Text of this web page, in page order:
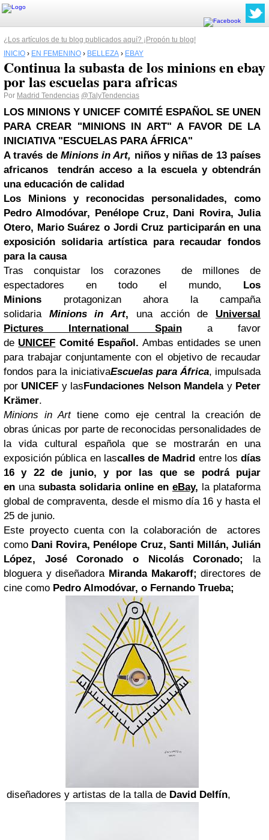
¿Los artículos de tu blog publicados aquí? ¡Propón tu blog!
INICIO › EN FEMENINO › BELLEZA › EBAY
Continua la subasta de los minions en ebay
por las escuelas para africas
Por Madrid Tendencias @TalyTendencias
LOS MINIONS Y UNICEF COMITÉ ESPAÑOL SE UNEN
PARA CREAR "MINIONS IN ART" A FAVOR DE LA
INICIATIVA "ESCUELAS PARA ÁFRICA"
A través de Minions in Art, niños y niñas de 13 países
africanos tendrán acceso a la escuela y obtendrán
una educación de calidad
Los Minions y reconocidas personalidades, como
Pedro Almodóvar, Penélope Cruz, Dani Rovira, Julia
Otero, Mario Suárez o Jordi Cruz participarán en una
exposición solidaria artística para recaudar fondos
para la causa
Tras conquistar los corazones de millones de
espectadores en todo el mundo, Los
Minions protagonizan ahora la campaña
solidaria Minions in Art, una acción de Universal
Pictures International Spaina favor
de UNICEF Comité Español.Ambas entidades se unen
para trabajar conjuntamente con el objetivo de recaudar
fondos para la iniciativaEscuelas para África, impulsada
por UNICEF y lasFundaciones Nelson Mandela y Peter
Krämer.
Minions in Arttiene como eje central la creación de
obras únicas por parte de reconocidas personalidades de
la vida cultural española que se mostrarán en una
exposición pública en lascalles de Madrid entre los días
16 y 22 de junio, y por las que se podrá pujar
en unasubasta solidaria online en eBay, la plataforma
global de compraventa, desde el mismo día 16 y hasta el
25 de junio.
Este proyecto cuenta con la colaboración de actores
como Dani Rovira, Penélope Cruz, Santi Millán, Julián
López, José Coronado o Nicolás Coronado; la
bloguera y diseñadora Miranda Makaroff;directores de
cine como Pedro Almodóvar, o Fernando Trueba;
diseñadores y artistas de la talla de David Delfín,